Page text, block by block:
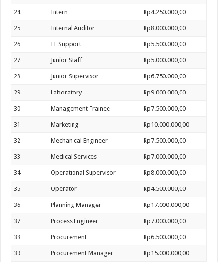
24 Intern Rp4.250.000,00
25 Internal Auditor Rp8.000.000,00
26 IT Support Rp5.500.000,00
27 Junior Staff Rp5.000.000,00
28 Junior Supervisor Rp6.750.000,00
29 Laboratory Rp9.000.000,00
30 Management Trainee Rp7.500.000,00
31 Marketing Rp10.000.000,00
32 Mechanical Engineer Rp7.500.000,00
33 Medical Services Rp7.000.000,00
34 Operational Supervisor Rp8.000.000,00
35 Operator Rp4.500.000,00
36 Planning Manager Rp17.000.000,00
37 Process Engineer Rp7.000.000,00
38 Procurement Rp6.500.000,00
39 Procurement Manager Rp15.000.000,00